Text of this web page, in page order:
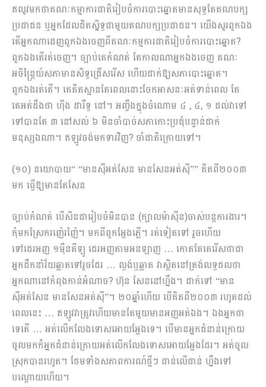
ឥលូវមកថាគណៈកម្មាការជាតិរៀបចំការបោះឆ្នោតមានសុទ្ធតែគណបក្ស
ប្រជាជន ឬអ្នកដែលជិតស្និទ្ធជាមួយគណបក្សប្រជាជន។ យើងសួរពួកឯង
តើអ្នកណាដេញពួកឯងចេញពីគណៈកម្មការជាតិរៀបចំការបោះឆ្នោត?
ពួកឯងតើរត់ចេញ។ ច្បាប់គេកំណត់ តែកាលណាអ្នកឯងចេញ គណៈ
អចិន្ត្រៃយ៍សភាមានសិទ្ធជ្រើសរើស ហើយដាក់ឱ្យសភាបោះឆ្នោត។
ពួកឯងរត់តើ។ គេគិតស្មានតែពេលនោះចែកអាសនៈអត់ទាន់ពេល តែ
គេអត់ដឹងថា ហ៊ីង ដារឹទ្ធ ​នៅ។ អញ្ចឹងក្នុងចំណោម ៤ , ៤, ១ ដល់វាទៅ
ទៅបានតែ ៣ នៅសល់ ៦ មិនចាំបាច់សភាកោះប្រជុំបន្ទាន់ដាក់
មនុស្សឯណា។ ឥឡូវចង់មកទារវិញ? ចាំជាតិក្រោយទៅ។
(១០) នយោបាយ“ “មានស៊ីអត់សែន មានសែនអត់ស៊ី”” គិតពី២០០៣
មក ធ្វើឱ្យមានតែសែន
ច្បាប់កំណត់ បើសិនជារៀបចំមិនបាន (ក្បាលម៉ាស៊ីន)ចាស់បន្តការងារ។
កុំមកស្រែករញ៉េរញ៉ៃ។ មកពីពួកអ្ហែងភ្លើ។ រត់ទៀតទៅ រួចហើយ
ទៅជេរអញ ១ម៉ឺនគីឡូ ជេរអញតាមអនឡាញ … កោតតែគេរើសថាជា
អ្នកដឹកនាំវ័យឆ្លាតទៅរួចដែរ … ល្ងង់ឬឆ្លាត វាស្ថិតនៅត្រង់លទ្ធផលថា
អ្នកណានៅកំពុងកាន់អំណាច? ហ៊ុន សែននៅហ្នឹង។ ដាក់ទៅ “មាន
ស៊ីអត់សែន មានសែនអត់ស៊ី”។ ២០ឆ្នាំហើយ បើគិតពី២០០៣ រហូតដល់
ពេលនេះ … ឥឡូវវាត្រូវហើយមានតែមួយ​មានអញអត់ឯង។ ឯងអ្នកថា
ទេតើ … អត់លើកលែងទោសអោយអ្ហែងទេ។ បើមានអ្នកជំនាន់ក្រោយ
ចូលមកក៏អ្នកជំនាន់ក្រោយអត់លើកលែងទោសអោយអ្ហែងដែរ។ អត់ចូល
ស្រុកបានរហូត។ ថែមទាំងសភាពការណ៍ថ្មីៗ ជាន់លើជាន់ ហ្នឹងទៅ
បណ្តោយហើយ។